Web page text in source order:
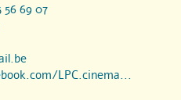
56 69 07
LPC.cinema...